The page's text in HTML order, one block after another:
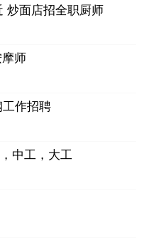
炒面店招全职厨师
师
作招聘
中工，大工